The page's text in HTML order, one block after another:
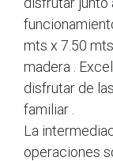
mts x 7.50
madera .
disfrutar de
familiar .
La
operaciones